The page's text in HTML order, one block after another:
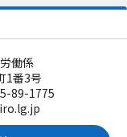
働係
1番3号
89-1775